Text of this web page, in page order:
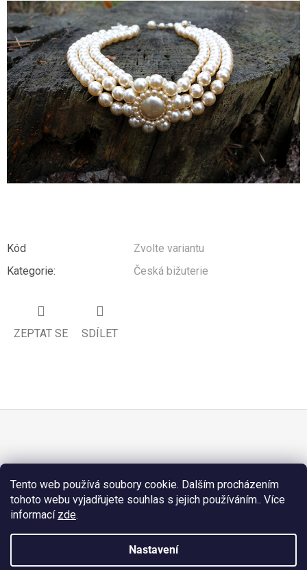
Tento web používá soubory cookie. Dalším procházením
tohoto webu vyjadřujete souhlas s jejich používáním.. Více
informací zde.
Nastavení
Kód
Zvolte variantu
Kategorie: Česká bižuterie
ZEPTAT SE SDÍLET
Á
A